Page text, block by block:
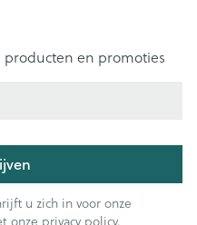
en promoties
u zich in voor onze
onze privacy policy.